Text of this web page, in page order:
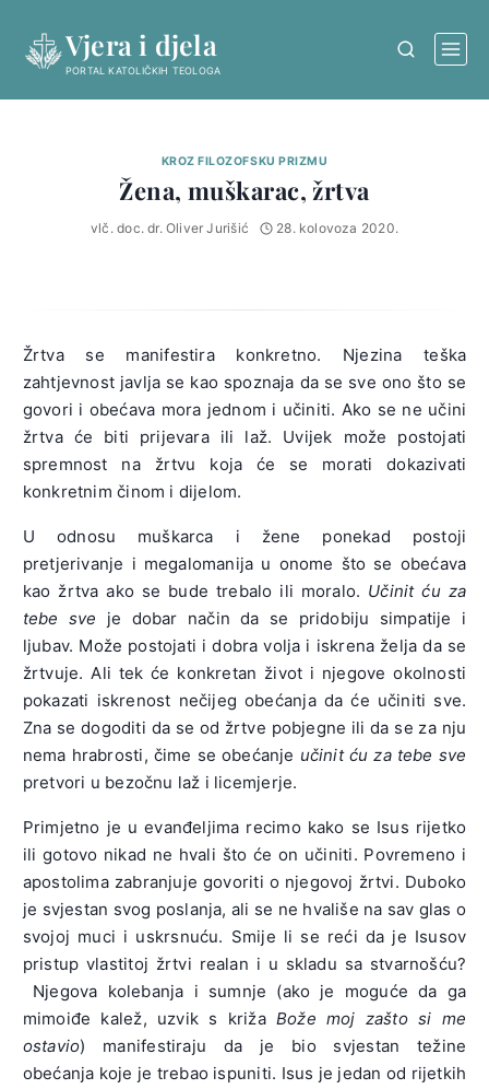
content
Vjera i djela
PORTAL KATOLIČKIH TEOLOGA
KROZ FILOZOFSKU PRIZMU
Žena, muškarac, žrtva
vlč. doc. dr. Oliver Jurišić 28. kolovoza 2020.
Žrtva se manifestira konkretno. Njezina teška
zahtjevnost javlja se kao spoznaja da se sve ono što se
govori i obećava mora jednom i učiniti. Ako se ne učini
žrtva će biti prijevara ili laž. Uvijek može postojati
spremnost na žrtvu koja će se morati dokazivati
konkretnim činom i dijelom.
U odnosu muškarca i žene ponekad postoji
pretjerivanje i megalomanija u onome što se obećava
kao žrtva ako se bude trebalo ili moralo. Učinit ću za
tebe sve je dobar način da se pridobiju simpatije i
ljubav. Može postojati i dobra volja i iskrena želja da se
žrtvuje. Ali tek će konkretan život i njegove okolnosti
pokazati iskrenost nečijeg obećanja da će učiniti sve.
Zna se dogoditi da se od žrtve pobjegne ili da se za nju
nema hrabrosti, čime se obećanje učinit ću za tebe sve
pretvori u bezočnu laž i licemjerje.
Primjetno je u evanđeljima recimo kako se Isus rijetko
ili gotovo nikad ne hvali što će on učiniti. Povremeno i
apostolima zabranjuje govoriti o njegovoj žrtvi. Duboko
je svjestan svog poslanja, ali se ne hvališe na sav glas o
svojoj muci i uskrsnuću. Smije li se reći da je Isusov
pristup vlastitoj žrtvi realan i u skladu sa stvarnošću?
Njegova kolebanja i sumnje (ako je moguće da ga
mimoiđe kalež, uzvik s križa Bože moj zašto si me
ostavio) manifestiraju da je bio svjestan težine
obećanja koje je trebao ispuniti. Isus je jedan od rijetkih